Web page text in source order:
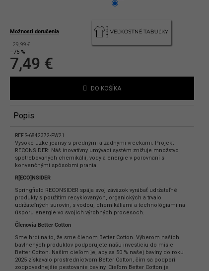
Možnosti doručenia
29,99 €
–75 %
7,49 €
DO KOŠÍKA
Popis
REF S-6842372-FW21
Vysoké úzke jeansy s prednými a zadnými vreckami. Projekt
RECONSIDER: Náš inovatívny umývací systém znižuje množstvo
spotrebovaných chemikálií, vody a energie v porovnaní s
konvenčnými spôsobmi prania.
R[ECO]NSIDER
Springfield RECONSIDER spája svoj záväzok vyrábať udržateľné
produkty s použitím recyklovaných, organických a trvalo
udržateľných surovín, s vodou, chemikáliami a technológiami na
úsporu energie vo svojich výrobných procesoch.
Členovia Better Cotton
Sme hrdí na to, že sme členom Better Cotton. Výberom našich
bavlnených produktov podporujete našu investíciu do misie
Better Cotton. Naším cieľom je, aby sa 50 % našej bavlny do roku
2025 získavalo prostredníctvom Better Cotton, čím sa podporí
zodpovednejšie pestovanie bavlny. Cieľom Better Cotton je
s podmienkami ochrany